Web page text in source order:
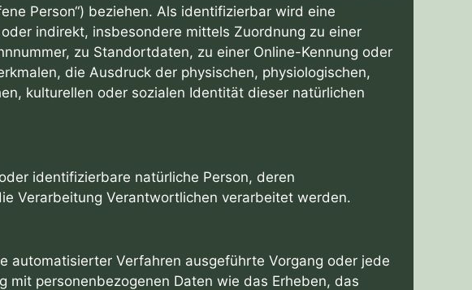
Person“) beziehen. Als identifizierbar wird eine
indirekt, insbesondere mittels Zuordnung zu einer
zu Standortdaten, zu einer Online-Kennung oder
die Ausdruck der physischen, physiologischen,
kulturellen oder sozialen Identität dieser natürlichen
identifizierbare natürliche Person, deren
Verarbeitung Verantwortlichen verarbeitet werden.
automatisierter Verfahren ausgeführte Vorgang oder jede
mit personenbezogenen Daten wie das Erheben, das